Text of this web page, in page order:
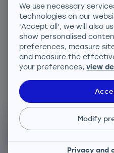
We are ISO certified
ISO 27001; ISO 9001; ISO
We use necessary
technologies on our
'Accept all', we will also
show personalised
preferences, measure
and measure the
your preferences,view
Modify
Privacy and